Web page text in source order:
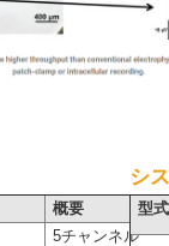
概要
5チャンネル
シ
型式